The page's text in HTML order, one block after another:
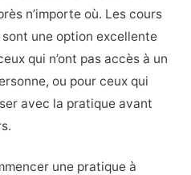
n’importe où. Les cours
sont une option excellente
qui n’ont pas accès à un
ou pour ceux qui
avec la pratique avant
une pratique à